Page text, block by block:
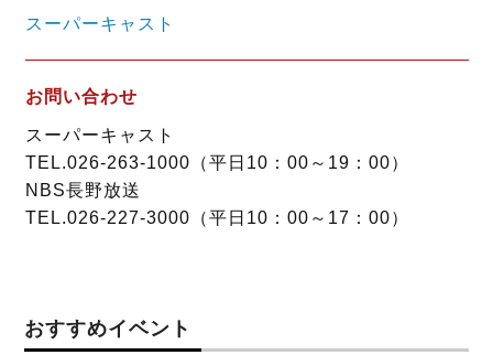
スーパーキャスト
お問い合わせ
スーパーキャスト
TEL.026-263-1000（平日10：00～19：00）
NBS長野放送
TEL.026-227-3000（平日10：00～17：00）
おすすめイベント